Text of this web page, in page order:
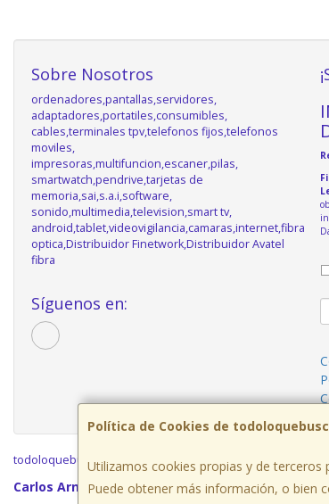
Política de Cookies de
Utilizamos cookies propias y de terceros
Puede obtener más información, o bien
Sobre Nosotros
ordenadores,pantallas,servidores,
adaptadores,portatiles,consumibles,
cables,terminales tpv,telefonos fijos,telefonos
moviles,
impresoras,multifuncion,escaner,pilas,
smartwatch,pendrive,tarjetas de
memoria,sai,s.a.i,software,
sonido,multimedia,television,smart tv,
android,tablet,videovigilancia,camaras,internet,fibra
optica,Distribuidor Finetwork,Distribuidor Avatel
fibra
Síguenos en:
todoloquebusca.com © 2026
Carlos Arniches n7 local bajo,